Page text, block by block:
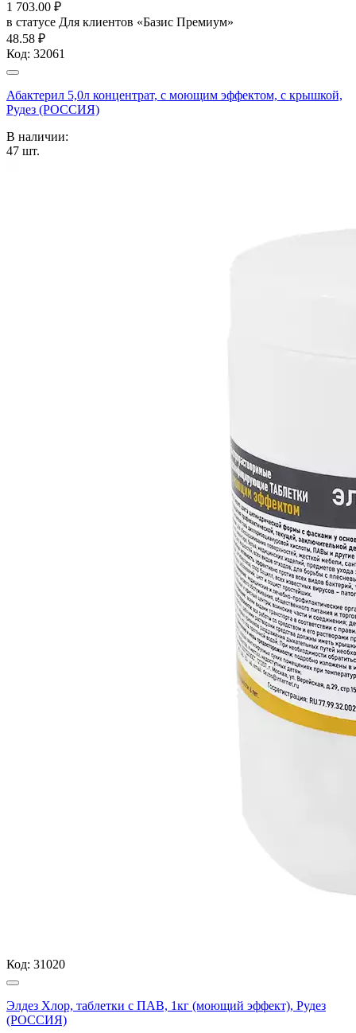
1 703.00 ₽
в статусе Для клиентов «Базис Премиум»
48.58 ₽
Код: 32061
Абактерил 5,0л концентрат, с моющим эффектом, с крышкой,
Рудез (РОССИЯ)
В наличии:
47 шт.
Код: 31020
Элдез Хлор, таблетки с ПАВ, 1кг (моющий эффект), Рудез
(РОССИЯ)